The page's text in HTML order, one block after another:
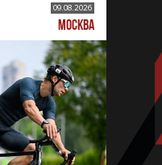
09.08.2026
МОСКВА